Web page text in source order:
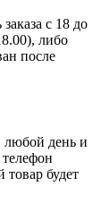
с 18 до
либо
после
любой день и
товар будет